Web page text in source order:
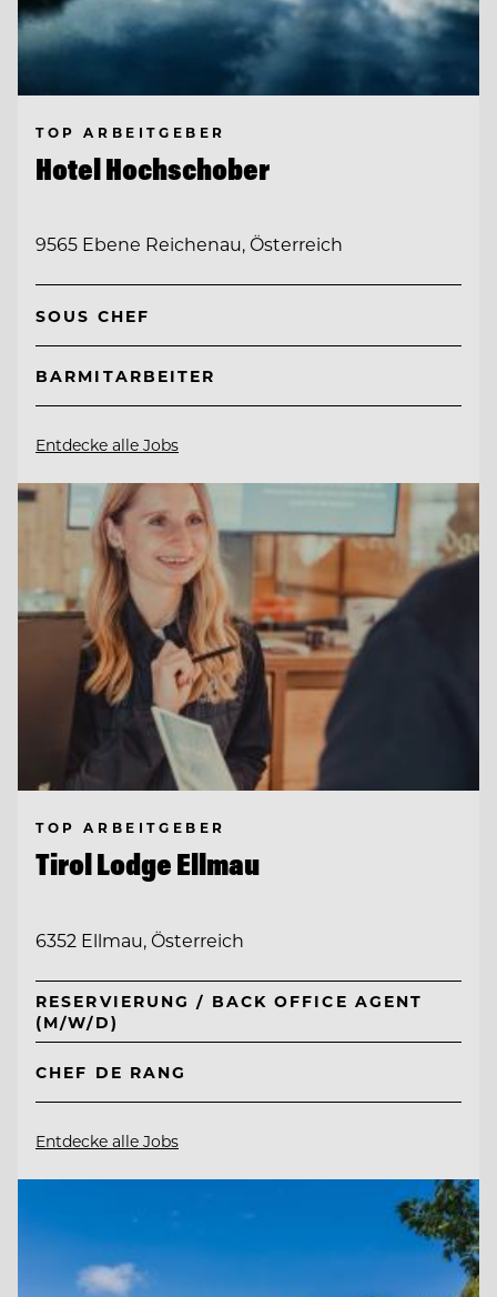
TOP ARBEITGEBER
Hotel Hochschober
9565 Ebene Reichenau, Österreich
SOUS CHEF
BARMITARBEITER
Entdecke alle Jobs
TOP ARBEITGEBER
Tirol Lodge Ellmau
6352 Ellmau, Österreich
RESERVIERUNG / BACK OFFICE AGENT
(M/W/D)
CHEF DE RANG
Entdecke alle Jobs